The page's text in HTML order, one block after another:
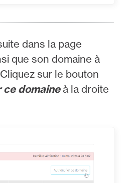
dans la page
que son domaine à
sur le bouton
domaine à la droite